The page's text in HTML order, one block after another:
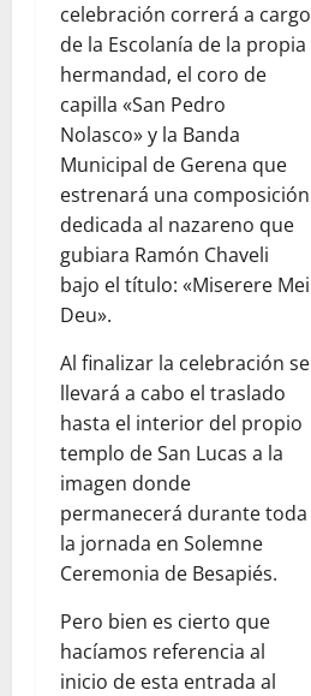
celebración correrá a cargo
de la Escolanía de la propia
hermandad, el coro de
capilla «San Pedro
Nolasco» y la Banda
Municipal de Gerena que
estrenará una composición
dedicada al nazareno que
gubiara Ramón Chaveli
bajo el título: «Miserere Mei
Deu».
Al finalizar la celebración se
llevará a cabo el traslado
hasta el interior del propio
templo de San Lucas a la
imagen donde
permanecerá durante toda
la jornada en Solemne
Ceremonia de Besapiés.
Pero bien es cierto que
hacíamos referencia al
inicio de esta entrada al